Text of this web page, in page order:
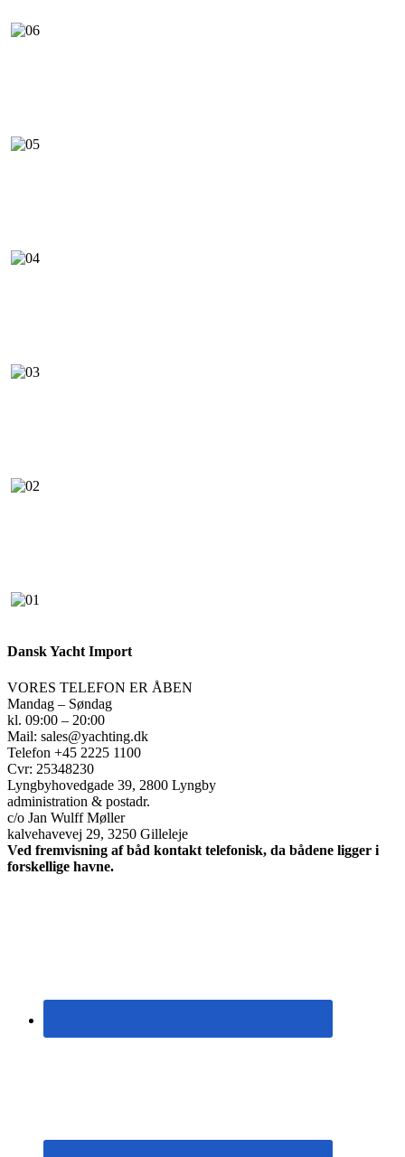
Dansk Yacht Import
VORES TELEFON ER ÅBEN
Mandag – Søndag
kl. 09:00 – 20:00
Mail: sales@yachting.dk
Telefon +45 2225 1100
Cvr: 25348230
Lyngbyhovedgade 39, 2800 Lyngby
administration & postadr.
c/o Jan Wulff Møller
kalvehavevej 29, 3250 Gilleleje
Ved fremvisning af båd kontakt telefonisk, da bådene ligger i
forskellige havne.